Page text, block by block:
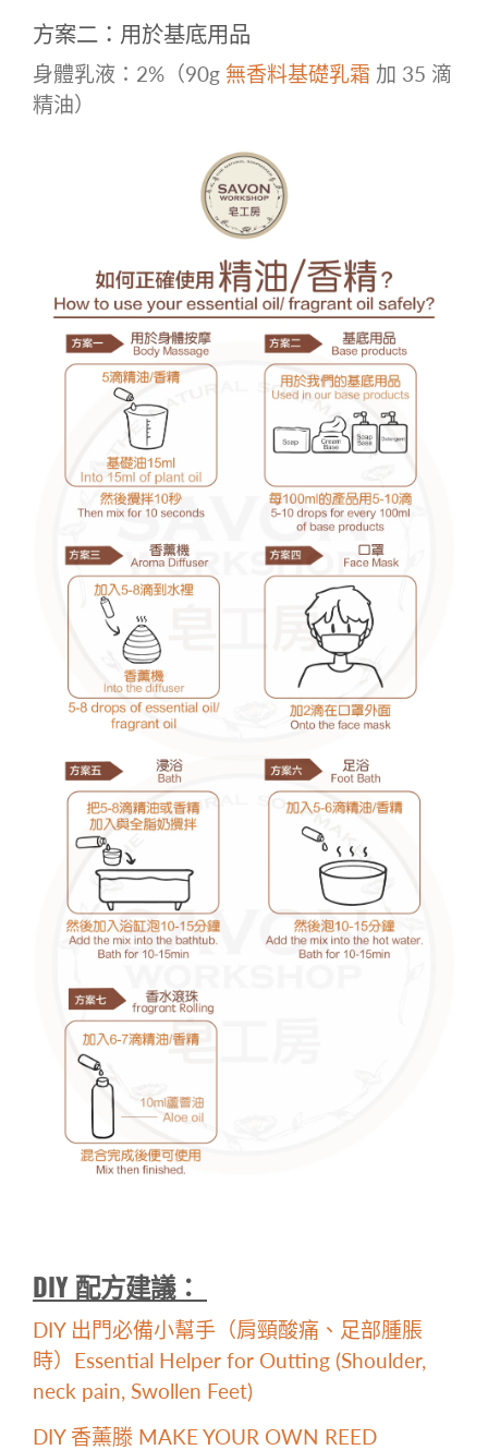
方案二：用於基底用品
身體乳液：2%（90g 無香料基礎乳霜 加 35 滴
精油）
DIY 配方建議：
DIY 出門必備小幫手（肩頸酸痛、足部腫脹
時）Essential Helper for Outting (Shoulder,
neck pain, Swollen Feet)
DIY 香薰滕 MAKE YOUR OWN REED